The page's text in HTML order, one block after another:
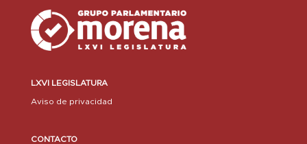
LXVI LEGISLATURA
Aviso de privacidad
CONTACTO